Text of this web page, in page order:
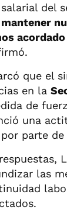
del
que el
en la
de
una
por parte
las